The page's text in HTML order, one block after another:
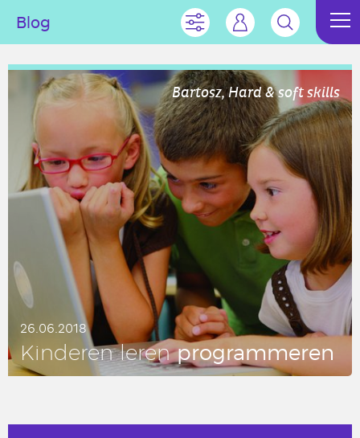
Blog
Bartosz, Hard & soft skills
26.06.2018
Kin­de­ren lerenpro­gram­me­ren